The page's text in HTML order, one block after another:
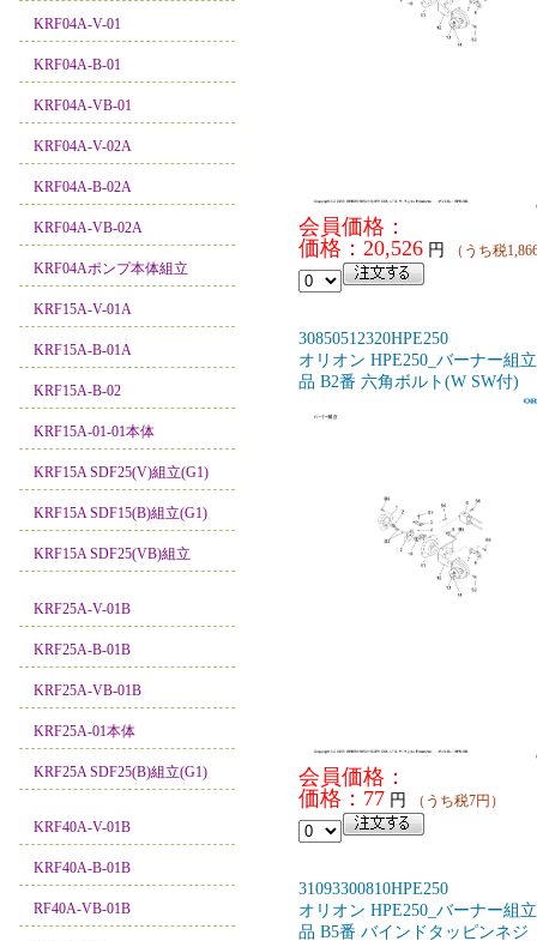
KRF04A-V-01
KRF04A-B-01
KRF04A-VB-01
KRF04A-V-02A
KRF04A-B-02A
KRF04A-VB-02A
KRF04Aポンプ本体組立
KRF15A-V-01A
KRF15A-B-01A
KRF15A-B-02
KRF15A-01-01本体
KRF15A SDF25(V)組立(G1)
KRF15A SDF15(B)組立(G1)
KRF15A SDF25(VB)組立
KRF25A-V-01B
KRF25A-B-01B
KRF25A-VB-01B
KRF25A-01本体
KRF25A SDF25(B)組立(G1)
KRF40A-V-01B
KRF40A-B-01B
RF40A-VB-01B
会員価格：
価格：20,526 円 （うち税
30850512320HPE250
オリオン HPE250_バーナー組
品 B2番 六角ボルト(W SW付)
会員価格：
価格：77 円 （うち税7円）
31093300810HPE250
オリオン HPE250_バーナー組
品 B5番 バインドタッピンネジ